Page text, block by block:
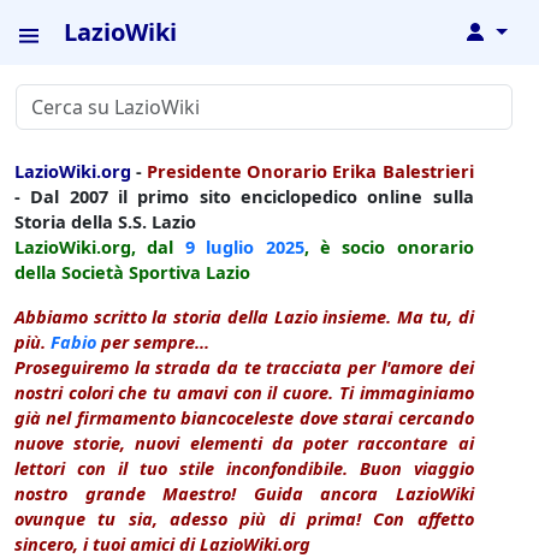
LazioWiki ↓
LazioWiki.org - Presidente Onorario Erika Balestrieri
- Dal 2007 il primo sito enciclopedico online sulla
Storia della S.S. Lazio
LazioWiki.org, dal 9 luglio 2025, è socio onorario
della Società Sportiva Lazio
Abbiamo scritto la storia della Lazio insieme. Ma tu, di
più. Fabio per sempre...
Proseguiremo la strada da te tracciata per l'amore dei
nostri colori che tu amavi con il cuore. Ti immaginiamo
già nel firmamento biancoceleste dove starai cercando
nuove storie, nuovi elementi da poter raccontare ai
lettori con il tuo stile inconfondibile. Buon viaggio
nostro grande Maestro! Guida ancora LazioWiki
ovunque tu sia, adesso più di prima! Con affetto
sincero, i tuoi amici di LazioWiki.org